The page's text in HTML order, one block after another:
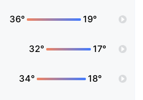
36° 19°
32° 17°
34° 18°